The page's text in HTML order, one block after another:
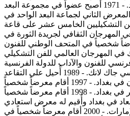
قاعة الواسطي في بغداد. - 1971 أصبح عضواً في مجموعة البعد
في المعرض الثاني لجماعة البعد الواحد في
التشكيليين الخامس عشر على قاعة
اشترك في المهرجان الثقافي لجريدة الثورة في
أقام معرضاً شخصياً في المتحف الوطني للفنون
في المهرجان العالمي للفن التشكيلي
نال وسام فرنسي للفنون والآداب للدولة الفرنسية
من قِبل وزير الثقافة الفرنسي جاك لانك. - 1989 أُحيل على التقاعد
وأسس دار اينانا للفنون في بغداد. - 1997 أقام معرضاً شخصياً
للوحات زيتية على قاعة أثر في بغداد. - 1998 أقام معرضاً شخصياً
في بغداد وأُقيم له معرض استعادي
في متحف الشارقة في الإمارات. - 2000 أقام معرضاً شخصياً في